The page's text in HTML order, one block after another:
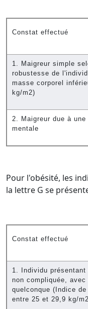
Constat effectué
1. Maigreur simple
robustesse de
masse corporel
kg/m2)
2. Maigreur due à une
mentale
Pour l'obésité, les
la lettre G se
Constat effectué
1. Individu présentant
non compliquée,
quelconque (Indice
entre 25 et 29,9 kg/